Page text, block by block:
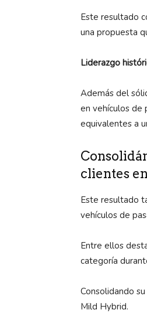
Este resultado
una propuesta
Liderazgo
Además del
en vehículos de
equivalentes a
clientes
Este resultado
vehículos de
Entre ellos
categoría
Consolidando
Mild Hybrid.